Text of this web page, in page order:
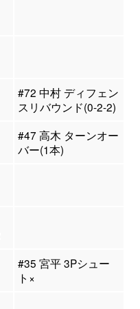
#72 中村 ディフェン
スリバウンド(0-2-2)
#47 高木 ターンオー
バー(1本)
#35 宮平 3Pシュー
ト×